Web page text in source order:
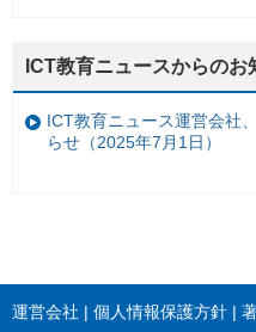
ICT教育ニュースからのお
ICT教育ニュース運営会社
らせ（2025年7月1日）
運営会社 個人情報保護方針